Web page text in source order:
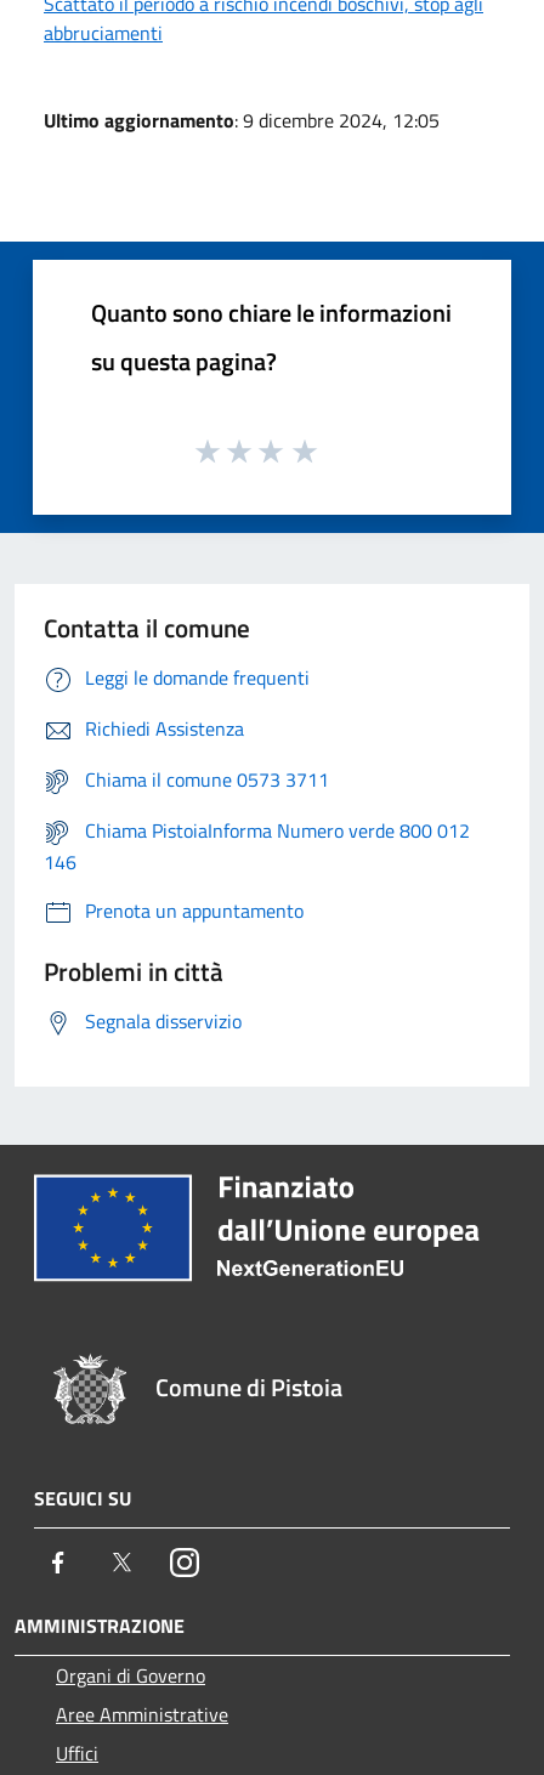
abbruciamenti
Ultimo aggiornamento: 9 dicembre 2024, 12:05
Quanto sono chiare le informazioni
su questa pagina?
Contatta il comune
Leggi le domande frequenti
Richiedi Assistenza
Chiama il comune 0573 3711
Chiama PistoiaInforma Numero verde 800 012
146
Prenota un appuntamento
Problemi in città
Segnala disservizio
Comune di Pistoia
SEGUICI SU
Facebook TwitterInstagram
AMMINISTRAZIONE
Organi di Governo
Aree Amministrative
Uffici